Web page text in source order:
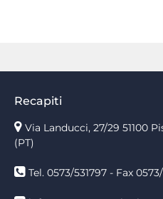
Recapiti
Via Landucci, 27/29 51100
(PT)
Tel. 0573/531797 - Fax 0573/